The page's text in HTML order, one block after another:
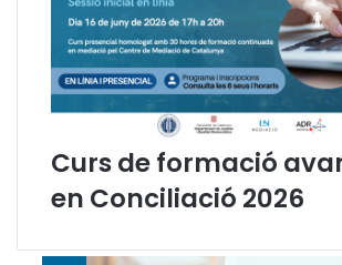
Curs de formació
en Conciliació 2026